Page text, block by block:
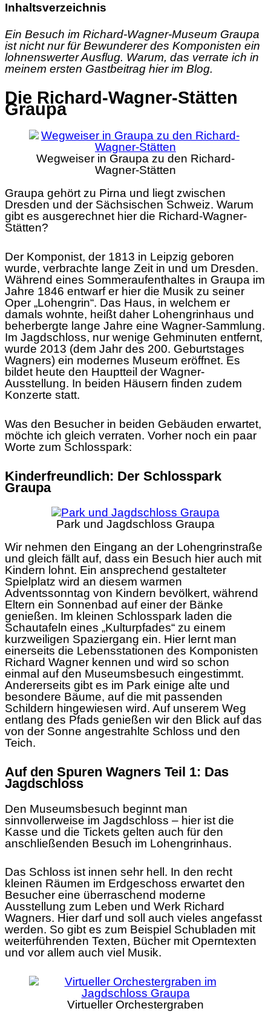
Inhaltsverzeichnis
Ein Besuch im Richard-Wagner-Museum Graupa
ist nicht nur für Bewunderer des Komponisten ein
lohnenswerter Ausflug. Warum, das verrate ich in
meinem ersten Gastbeitrag hier im Blog.
Die Richard-Wagner-Stätten
Graupa
Wegweiser in Graupa zu den Richard-
Wagner-Stätten
Graupa gehört zu Pirna und liegtzwischen
Dresden und der Sächsischen Schweiz. Warum
gibt es ausgerechnet hier die Richard-Wagner-
Stätten?
Der Komponist, der 1813 in Leipzig geboren
wurde, verbrachte lange Zeit in und um Dresden.
Während eines Sommeraufenthaltes in Graupa im
Jahre 1846 entwarf er hier die Musik zu seiner
Oper „Lohengrin“. Das Haus, in welchem er
damals wohnte, heißt daher Lohengrinhaus und
beherbergte lange Jahre eine Wagner-Sammlung.
Im Jagdschloss, nur wenige Gehminuten entfernt,
wurde 2013 (dem Jahr des 200. Geburtstages
Wagners) ein modernes Museum eröffnet. Es
bildet heute den Hauptteil der Wagner-
Ausstellung. In beiden Häusern finden zudem
Konzerte statt.
Was den Besucher in beiden Gebäuden erwartet,
möchte ich gleich verraten. Vorher noch ein paar
Worte zum Schlosspark:
Kinderfreundlich: Der Schlosspark
Graupa
Park und Jagdschloss Graupa
Wir nehmen den Eingang an der Lohengrinstraße
und gleich fällt auf, dass ein Besuch hier auch mit
Kindern lohnt. Ein ansprechend gestalteter
Spielplatz wird an diesem warmen
Adventssonntag von Kindern bevölkert, während
Eltern ein Sonnenbad auf einer der Bänke
genießen. Im kleinen Schlosspark laden die
Schautafeln eines „Kulturpfades“ zu einem
kurzweiligen Spaziergang ein. Hier lernt man
einerseits die Lebensstationen des Komponisten
Richard Wagner kennen und wird so schon
einmal auf den Museumsbesuch eingestimmt.
Andererseits gibt es im Park einige alte und
besondere Bäume, auf die mit passenden
Schildern hingewiesen wird. Auf unserem Weg
entlang des Pfads genießen wir den Blick auf das
von der Sonne angestrahlte Schloss und den
Teich.
Auf den Spuren Wagners Teil 1: Das
Jagdschloss
Den Museumsbesuch beginnt man
sinnvollerweise im Jagdschloss – hier ist die
Kasse und die Tickets gelten auch für den
anschließenden Besuch im Lohengrinhaus.
Das Schloss ist innen sehr hell. In den recht
kleinen Räumen im Erdgeschoss erwartet den
Besucher eine überraschend moderne
Ausstellung zum Leben und Werk Richard
Wagners. Hier darf und soll auch vieles angefasst
werden. So gibt es zum Beispiel Schubladen mit
weiterführenden Texten, Bücher mit Operntexten
und vor allem auch viel Musik.
Virtueller Orchestergraben